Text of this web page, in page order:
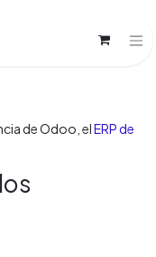
de Odoo, elERP de